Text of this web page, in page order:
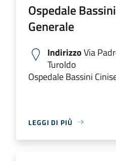
Ospedale
Generale
IndirizzoVia
Turoldo
Ospedale Bassini
LEGGI DI PIÙ